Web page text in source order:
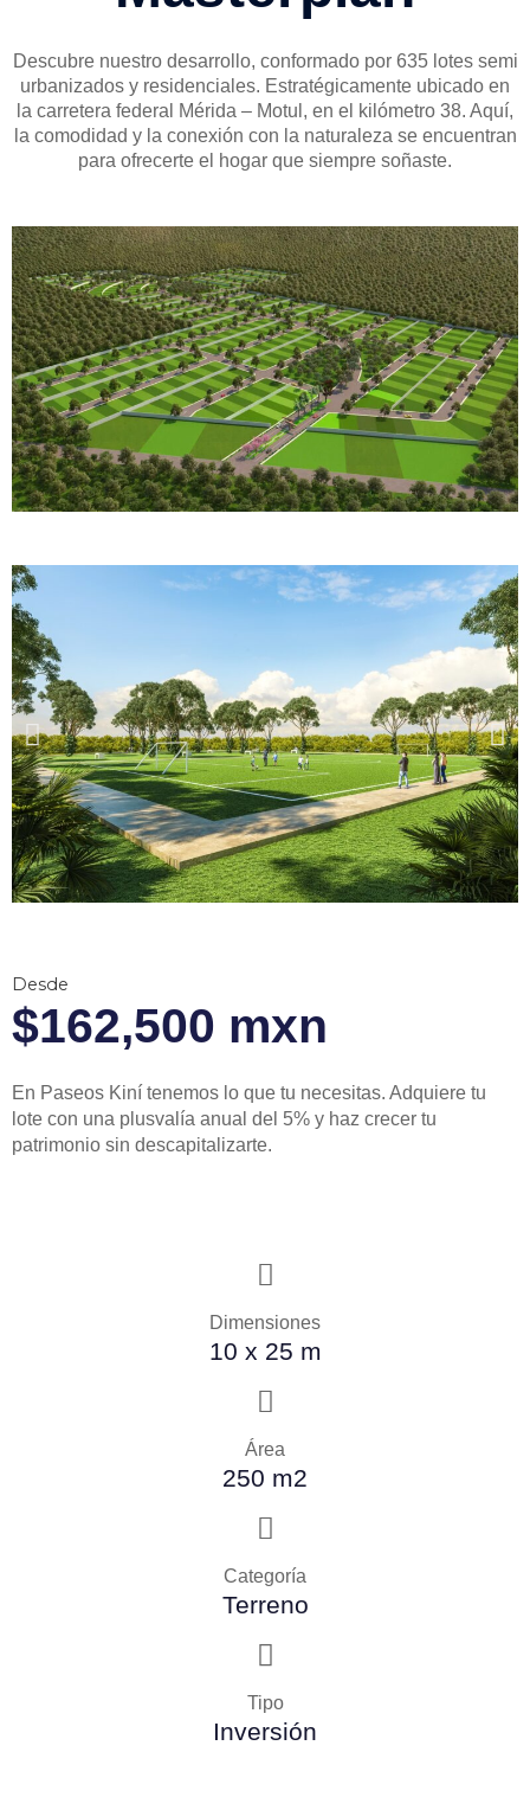
Descubre nuestro desarrollo, conformado por 635 lotes semi
urbanizados y residenciales. Estratégicamente ubicado en
la carretera federal Mérida – Motul, en el kilómetro 38. Aquí,
la comodidad y la conexión con la naturaleza se encuentran
para ofrecerte el hogar que siempre soñaste.
Desde
$162,500 mxn
En Paseos Kiní tenemos lo que tu necesitas. Adquiere tu
lote con una plusvalía anual del 5% y haz crecer tu
patrimonio sin descapitalizarte.
Dimensiones
10 x 25 m
Área
250 m2
Categoría
Terreno
Tipo
Inversión